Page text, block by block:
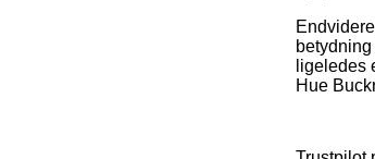
ligeledes
Hue